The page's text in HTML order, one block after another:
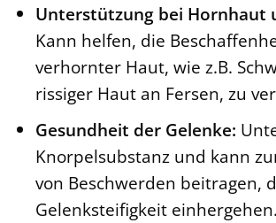
Unterstützung bei Hornhaut
Kann helfen, die
verhornter Haut, wie z.B.
rissiger Haut an Fersen, zu
Gesundheit der Gelenke:
Knorpelsubstanz und kann
von Beschwerden beitragen,
Gelenksteifigkeit einhergehen.